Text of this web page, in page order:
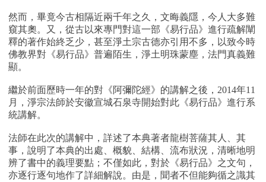
然而，畢竟今古相隔近兩千年之久，文晦義隱，今人大多難
窺其奧。又，從古以來專門對這一部《易行品》進行疏解闡
釋的著作始終乏少，甚至淨土宗古德亦引用不多，以致今時
佛教界對《易行品》普遍陌生，淨土明珠蒙塵，法門真義難
顯。
繼於前面歷時一年的對《阿彌陀經》的講解之後，2014年11
月，淨宗法師於安徽宣城石泉寺開始對此《易行品》進行系
統講解。
法師在此次的講解中，詳述了本典著者龍樹菩薩其人、其
事，說明了本典的出處、概貌、結構、流布狀況，清晰地明
辨了書中的義理要點；不僅如此，對於《易行品》之文句，
亦逐行逐句地作了詳細解說。由是，聞者不但能夠循之識其